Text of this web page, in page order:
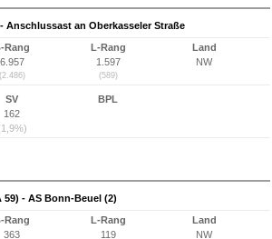
Anschlussast an Oberkasseler Straße
Rang
6.957
(2.486)
L-Rang
1.597
(589)
Land
NW
SV
162
BPL
- AS Bonn-Beuel (2)
Rang
363
L-Rang
119
Land
NW